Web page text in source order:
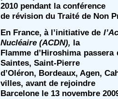
2010 pendant la conférence
de révision du Traité de Non
En France, à l’initiative de
Nucléaire (ACDN), la
Flamme d’Hiroshima
Saintes, Saint-Pierre
d’Oléron, Bordeaux, Agen,
villes, avant de rejoindre
Barcelone le 13 novembre